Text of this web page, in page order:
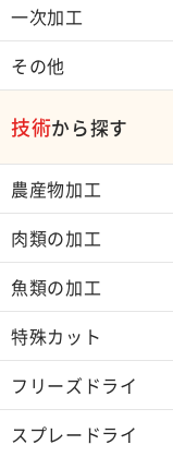
一次加工
その他
技術から探す
農産物加工
肉類の加工
魚類の加工
特殊カット
フリーズドライ
スプレードライ